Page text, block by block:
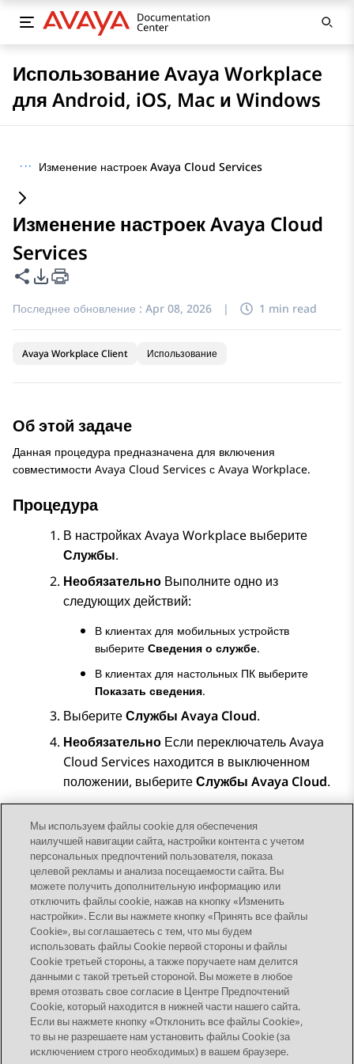
Использование Avaya Workplace
для Android, iOS, Mac и Windows
··· Изменение настроек Avaya Cloud Services
Изменение настроек Avaya Cloud
Services
Поделиться этой страницей
Параметры экспорта PDF
Последнее обновление : Apr 08, 2026 | 1 min read
Avaya Workplace Client Использование
Об этой задаче
Данная процедура предназначена для включения
совместимости Avaya Cloud Services с Avaya Workplace.
Процедура
В настройкахAvaya Workplace выберите
Службы.
Необязательно Выполните одно из
следующих действий:
В клиентах для мобильных устройств
выберите Сведения о службе.
В клиентах для настольных ПК выберите
Показать сведения.
ВыберитеСлужбы Avaya Cloud.
Необязательно Если переключатель Avaya
Cloud Services находится в выключенном
положении, выберитеСлужбы Avaya Cloud.
Сохраните изменения.
Send Feedback
Topic navigation
Предыдущая тема Следующая тема
STAY CONNECTED
Мы используем файлы cookie для обеспечения
наилучшей навигации сайта, настройки контента с учетом
персональных предпочтений пользователя, показа
целевой рекламы и анализа посещаемости сайта. Вы
можете получить дополнительную информацию или
отключить файлы cookie, нажав на кнопку «Изменить
настройки». Если вы нажмете кнопку «Принять все файлы
Cookie», вы соглашаетесь с тем, что мы будем
использовать файлы Cookie первой стороны и файлы
Cookie третьей стороны, а также поручаете нам делится
данными с такой третьей стороной. Вы можете в любое
время отозвать свое согласие в Центре Предпочтений
Cookie, который находится в нижней части нашего сайта.
Если вы нажмете кнопку «Отклонить все файлы Cookie»,
то вы не разрешаете нам установить файлы Cookie (за
исключением строго необходимых) в вашем браузере.